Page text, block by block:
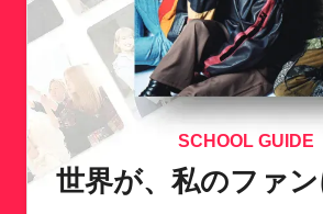
SCHOOL GUIDE
世界が、私のファン